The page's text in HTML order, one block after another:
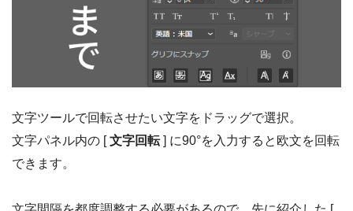
文字ツールで回転させたい文字をドラッグで選択。
文字パネル内の [文字回転] に90°を入力すると欧文を回転
できます。